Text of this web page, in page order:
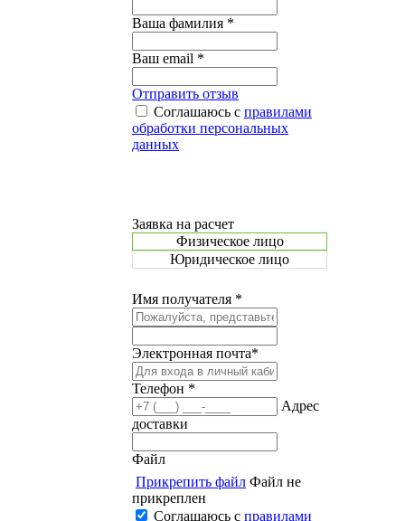
Ваша фамилия *
Ваш email *
Отправить отзыв
Соглашаюсь с правилами
обработки персональных
данных
Заявка на расчет
Физическое лицо
Юридическое лицо
Имя получателя *
Электронная почта*
Телефон *
Адрес
доставки
Файл
Прикрепить файл Файл не
прикреплен
Соглашаюсь с правилами